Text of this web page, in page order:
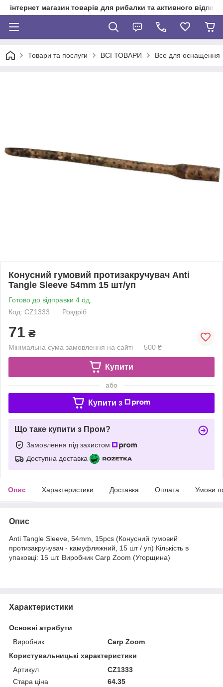
інтернет магазин товарів для рибалки та активного
Товари та послуги ВСІ ТОВАРИ Все для оснащення
Конусний гумовий протизакручувач Anti
Tangle Sleeve 54mm 15 шт/уп
Готово до відправки 4 од.
Код: CZ1333
Роздріб
71 ₴
Мінімальна сума замовлення на сайті — 500 ₴
Купити
або
Купити з
Що таке купити з Пром?
Замовлення під захистом
Доступна доставка
Опис Характеристики Доставка Оплата Умови
Опис
Anti Tangle Sleeve, 54mm, 15pcs (Конусний гумовий
протизакручувач - камуфляжний, 15 шт / уп) Кількість в
упаковці: 15 шт. Виробник Carp Zoom (Угорщина)
Характеристики
Основні атрибути
Виробник
Carp Zoom
Користувальницькі характеристики
Артикул
CZ1333
Стара ціна
64.35